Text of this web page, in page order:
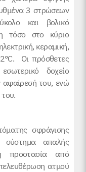
3 στρώσεων
και βολικό
τόσο στο κύριο
κεραμική,
Οι πρόσθετες
δοχείο
αφαίρεσή του, ενώ
σφράγισης
σύστημα απαλής
προστασία από
ατμού